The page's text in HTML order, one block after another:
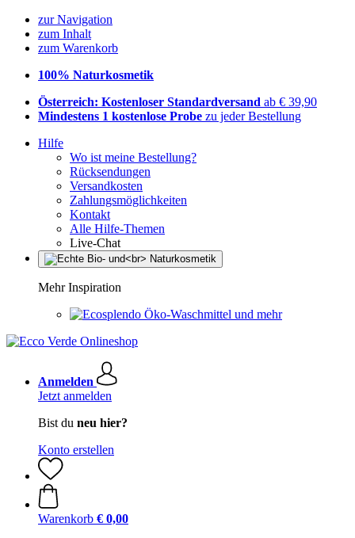
zur Navigation
zum Inhalt
zum Warenkorb
100% Naturkosmetik
Österreich: Kostenloser Standardversand ab € 39,90
Mindestens 1 kostenlose Probe zu jeder Bestellung
Hilfe
Wo ist meine Bestellung?
Rücksendungen
Versandkosten
Zahlungsmöglichkeiten
Kontakt
Alle Hilfe-Themen
Live-Chat
Mehr Inspiration
Öko-Waschmittel und mehr
Anmelden
Jetzt anmelden
Bist du neu hier?
Konto erstellen
Warenkorb € 0,00